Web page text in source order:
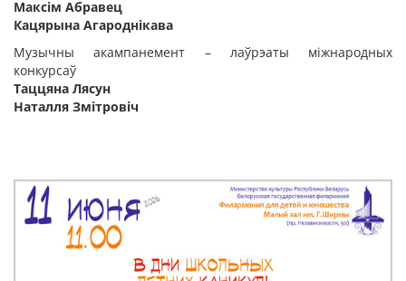
Максім Абравец
Кацярына Агароднікава
Музычны акампанемент – лаўрэаты міжнародных
конкурсаў
Таццяна Лясун
Наталля Змітровіч